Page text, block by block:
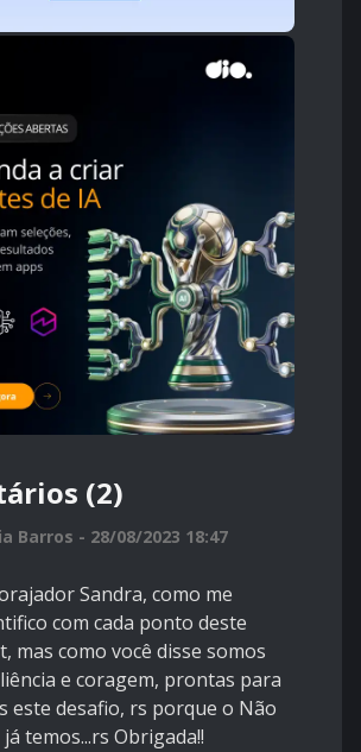
(2)
Barros - 28/08/2023 18:47
Sandra, como me
com cada ponto deste
mas como você disse somos
e coragem, prontas para
este desafio, rs porque o Não
temos...rs Obrigada!!